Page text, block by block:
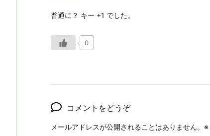
普通に？ キー +1 でした。
0
コメントをどうぞ
メールアドレスが公開されることはありません。 ※